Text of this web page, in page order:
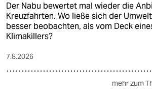
Der Nabu bewertet mal wieder die
Kreuzfahrten. Wo ließe sich der
besser beobachten, als vom Deck
Klimakillers?
7.8.2026
mehr zum